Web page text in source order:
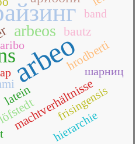
arbeo
arbeos bautz
hrodberti
latein
machtverhältnisse
aribo
band
frisingensis
hierarchie
шарниц